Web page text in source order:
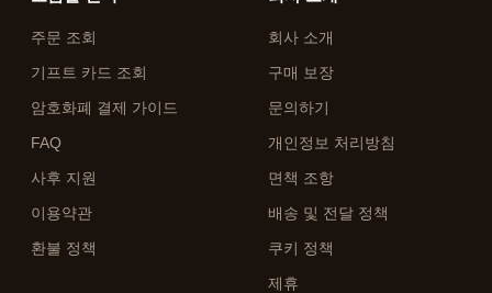
주문 조회
기프트 카드 조회
암호화폐 결제 가이드
FAQ
사후 지원
이용약관
환불 정책
회사 소개
구매 보장
문의하기
개인정보 처리방침
면책 조항
배송 및 전달 정책
쿠키 정책
제휴